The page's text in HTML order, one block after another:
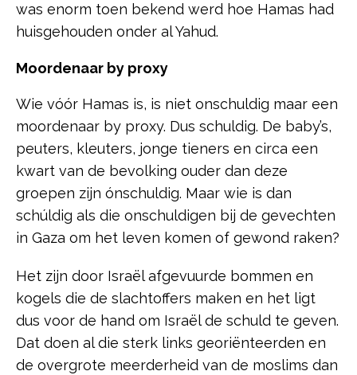
was enorm toen bekend werd hoe Hamas had
huisgehouden onder al Yahud.
Moordenaar by proxy
Wie vóór Hamas is, is niet onschuldig maar een
moordenaar by proxy. Dus schuldig. De baby’s,
peuters, kleuters, jonge tieners en circa een
kwart van de bevolking ouder dan deze
groepen zijn ónschuldig. Maar wie is dan
schúldig als die onschuldigen bij de gevechten
in Gaza om het leven komen of gewond raken?
Het zijn door Israël afgevuurde bommen en
kogels die de slachtoffers maken en het ligt
dus voor de hand om Israël de schuld te geven.
Dat doen al die sterk links georiënteerden en
de overgrote meerderheid van de moslims dan